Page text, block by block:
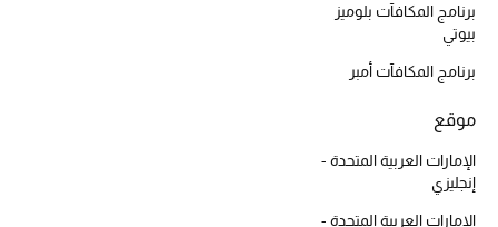
دليل ملتزمات الحقائب
حقائب رجالية
حقائب الأطفال
أبرز المصممين
برنامج المكافآت بلوميز
بيوتي
برنامج المكافآت أمبر
موقع
الإمارات العربية المتحدة -
إنجليزي
الإمارات العربية المتحدة -